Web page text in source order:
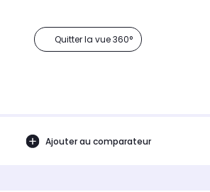
Quitter la vue 360°
Ajouter au comparateur